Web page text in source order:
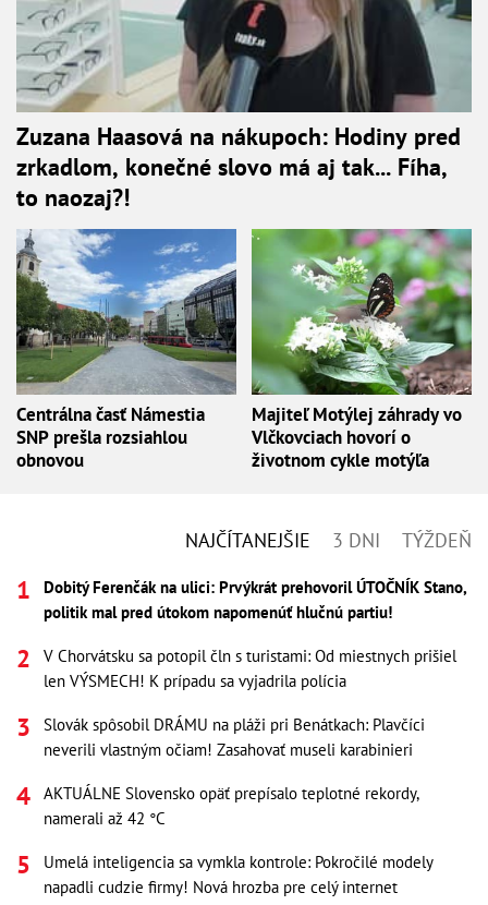
Zuzana Haasová na nákupoch: Hodiny pred
zrkadlom, konečné slovo má aj tak... Fíha,
to naozaj?!
Centrálna časť Námestia
SNP prešla rozsiahlou
obnovou
Majiteľ Motýlej záhrady vo
Vlčkovciach hovorí o
životnom cykle motýľa
NAJČÍTANEJŠIE 3 DNI TÝŽDEŇ
Dobitý Ferenčák na ulici: Prvýkrát prehovoril ÚTOČNÍK Stano,
politik mal pred útokom napomenúť hlučnú partiu!
V Chorvátsku sa potopil čln s turistami: Od miestnych prišiel
len VÝSMECH! K prípadu sa vyjadrila polícia
Slovák spôsobil DRÁMU na pláži pri Benátkach: Plavčíci
neverili vlastným očiam! Zasahovať museli karabinieri
AKTUÁLNE Slovensko opäť prepísalo teplotné rekordy,
namerali až 42 °C
Umelá inteligencia sa vymkla kontrole: Pokročilé modely
napadli cudzie firmy! Nová hrozba pre celý internet